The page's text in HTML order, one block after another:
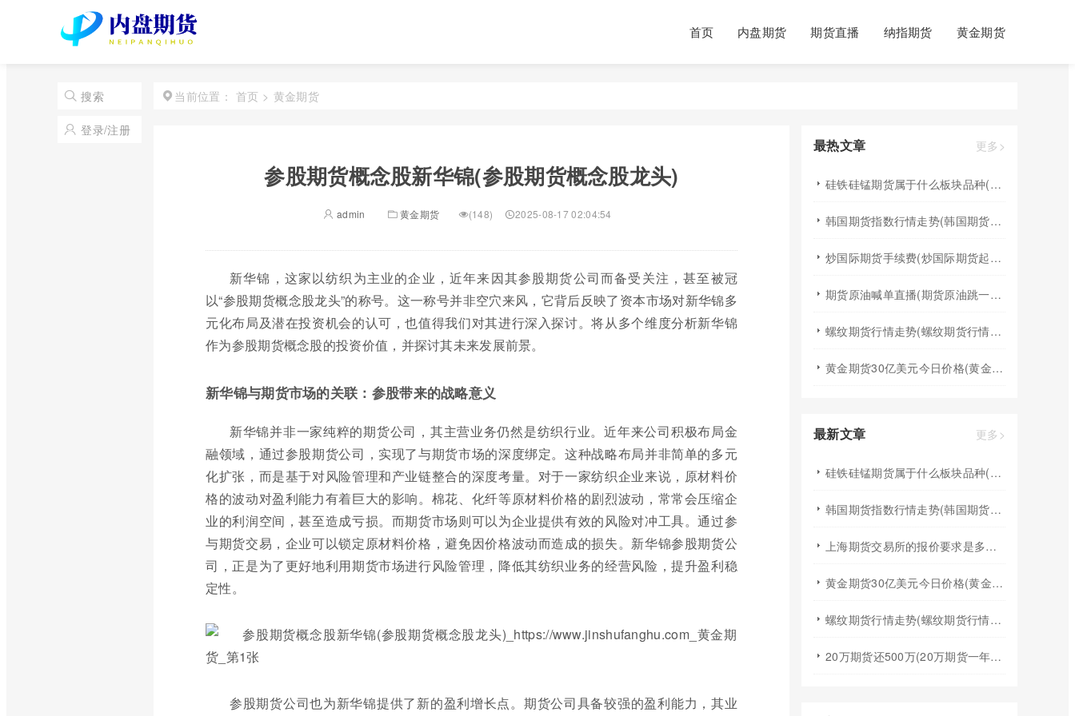
首页 内盘期货 期货直播 纳指期货 黄金期货
搜索
登录/注册
当前位置： 首页 > 黄金期货
参股期货概念股新华锦(参股期货概念股龙头)
admin 黄金期货 (148) 2025-08-17 02:04:54
新华锦，这家以纺织为主业的企业，近年来因其参股期货公司而备受关注，甚至被冠
以“参股期货概念股龙头”的称号。这一称号并非空穴来风，它背后反映了资本市场对新华锦多
元化布局及潜在投资机会的认可，也值得我们对其进行深入探讨。将从多个维度分析新华锦
作为参股期货概念股的投资价值，并探讨其未来发展前景。
新华锦与期货市场的关联：参股带来的战略意义
新华锦并非一家纯粹的期货公司，其主营业务仍然是纺织行业。近年来公司积极布局金
融领域，通过参股期货公司，实现了与期货市场的深度绑定。这种战略布局并非简单的多元
化扩张，而是基于对风险管理和产业链整合的深度考量。对于一家纺织企业来说，原材料价
格的波动对盈利能力有着巨大的影响。棉花、化纤等原材料价格的剧烈波动，常常会压缩企
业的利润空间，甚至造成亏损。而期货市场则可以为企业提供有效的风险对冲工具。通过参
与期货交易，企业可以锁定原材料价格，避免因价格波动而造成的损失。新华锦参股期货公
司，正是为了更好地利用期货市场进行风险管理，降低其纺织业务的经营风险，提升盈利稳
定性。
参股期货公司也为新华锦提供了新的盈利增长点。期货公司具备较强的盈利能力，其业
最热文章 更多>
硅铁硅锰期货属于什么板块品种(硅铁硅锰行情趋势)
韩国期货指数行情走势(韩国期货指数行情走势图)
炒国际期货手续费(炒国际期货起步多少资金)
期货原油喊单直播(期货原油跳一个点多少钱)
螺纹期货行情走势(螺纹期货行情走势图)
黄金期货30亿美元今日价格(黄金期货30亿美元今日价格走势)
最新文章 更多>
硅铁硅锰期货属于什么板块品种(硅铁硅锰行情趋势)
韩国期货指数行情走势(韩国期货指数行情走势图)
上海期货交易所的报价要求是多少(上海期货交易所的报价要求是多少钱)
黄金期货30亿美元今日价格(黄金期货30亿美元今日价格走势)
螺纹期货行情走势(螺纹期货行情走势图)
20万期货还500万(20万期货一年能挣多少)